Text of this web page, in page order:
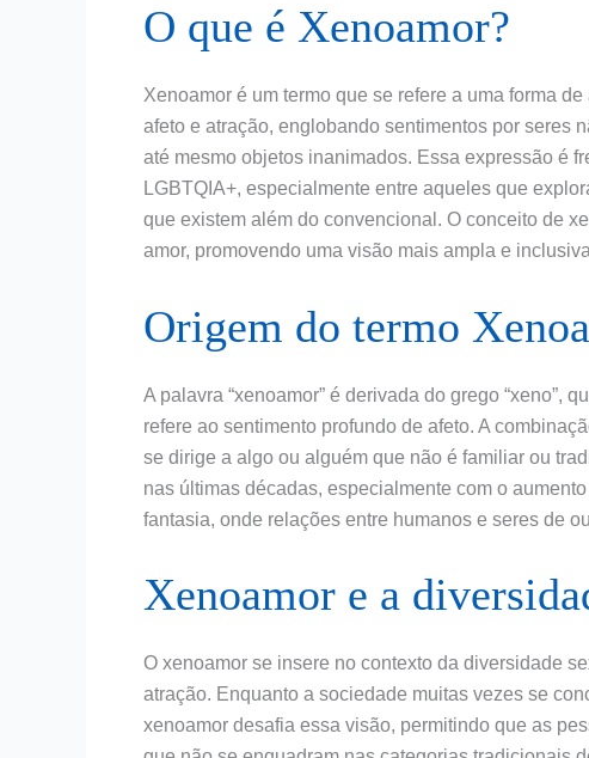
O que é Xenoamor?
Xenoamor é um termo que se refere a uma forma
afeto e atração, englobando sentimentos por seres
até mesmo objetos inanimados. Essa expressão é
LGBTQIA+, especialmente entre aqueles que
que existem além do convencional. O conceito de
amor, promovendo uma visão mais ampla e
Origem do termo
A palavra “xenoamor” é derivada do grego “xeno”,
refere ao sentimento profundo de afeto. A
se dirige a algo ou alguém que não é familiar ou
nas últimas décadas, especialmente com o
fantasia, onde relações entre humanos e seres de
Xenoamor e a
O xenoamor se insere no contexto da diversidade
atração. Enquanto a sociedade muitas vezes se
xenoamor desafia essa visão, permitindo que as